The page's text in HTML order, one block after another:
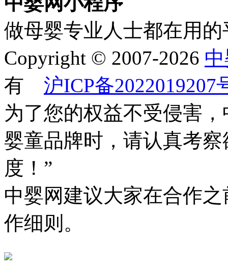
做母婴专业人士都在用的
Copyright © 2007-2026
有 沪ICP备2022019207
为了您的权益不受侵害
婴童品牌时，请认真考
度！”
中婴网建议大家在合作
作细则。